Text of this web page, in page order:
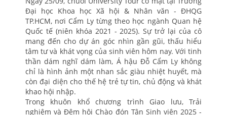
Đại học Khoa học Xã hội & Nhân văn - ĐHQG
TP.HCM, nơi Cẩm Ly từng theo học ngành Quan hệ
Quốc tế (niên khóa 2021 - 2025). Sự trở lại của cô
mang đến cho dự án góc nhìn gần gũi, thấu hiểu
tâm tư và khát vọng của sinh viên hôm nay. Với tinh
thần dám nghĩ dám làm, Á hậu Đỗ Cẩm Ly không
chỉ là hình ảnh một nhan sắc giàu nhiệt huyết, mà
còn đại diện cho thế hệ trẻ tự tin, chủ động và khát
khao hội nhập.
Trong khuôn khổ chương trình Giao lưu, Trải
nghiệm và Đêm hội Chào đón Tân Sinh viên 2025 -